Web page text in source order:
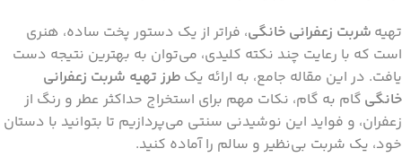
تهیه شربت زعفرانی خانگی، فراتر از یک دستور پخت ساده، هنری
است که با رعایت چند نکته کلیدی، می‌توان به بهترین نتیجه دست
یافت. در این مقاله جامع، به ارائه یک طرز تهیه شربت زعفرانی
خانگی گام به گام، نکات مهم برای استخراج حداکثر عطر و رنگ از
زعفران، و فواید این نوشیدنی سنتی می‌پردازیم تا بتوانید با دستان
خود، یک شربت بی‌نظیر و سالم را آماده کنید.